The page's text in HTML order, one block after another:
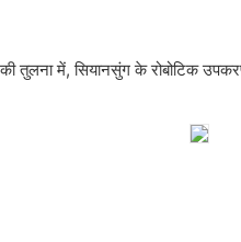
तुलना में, सियानसुंग के रोबोटिक